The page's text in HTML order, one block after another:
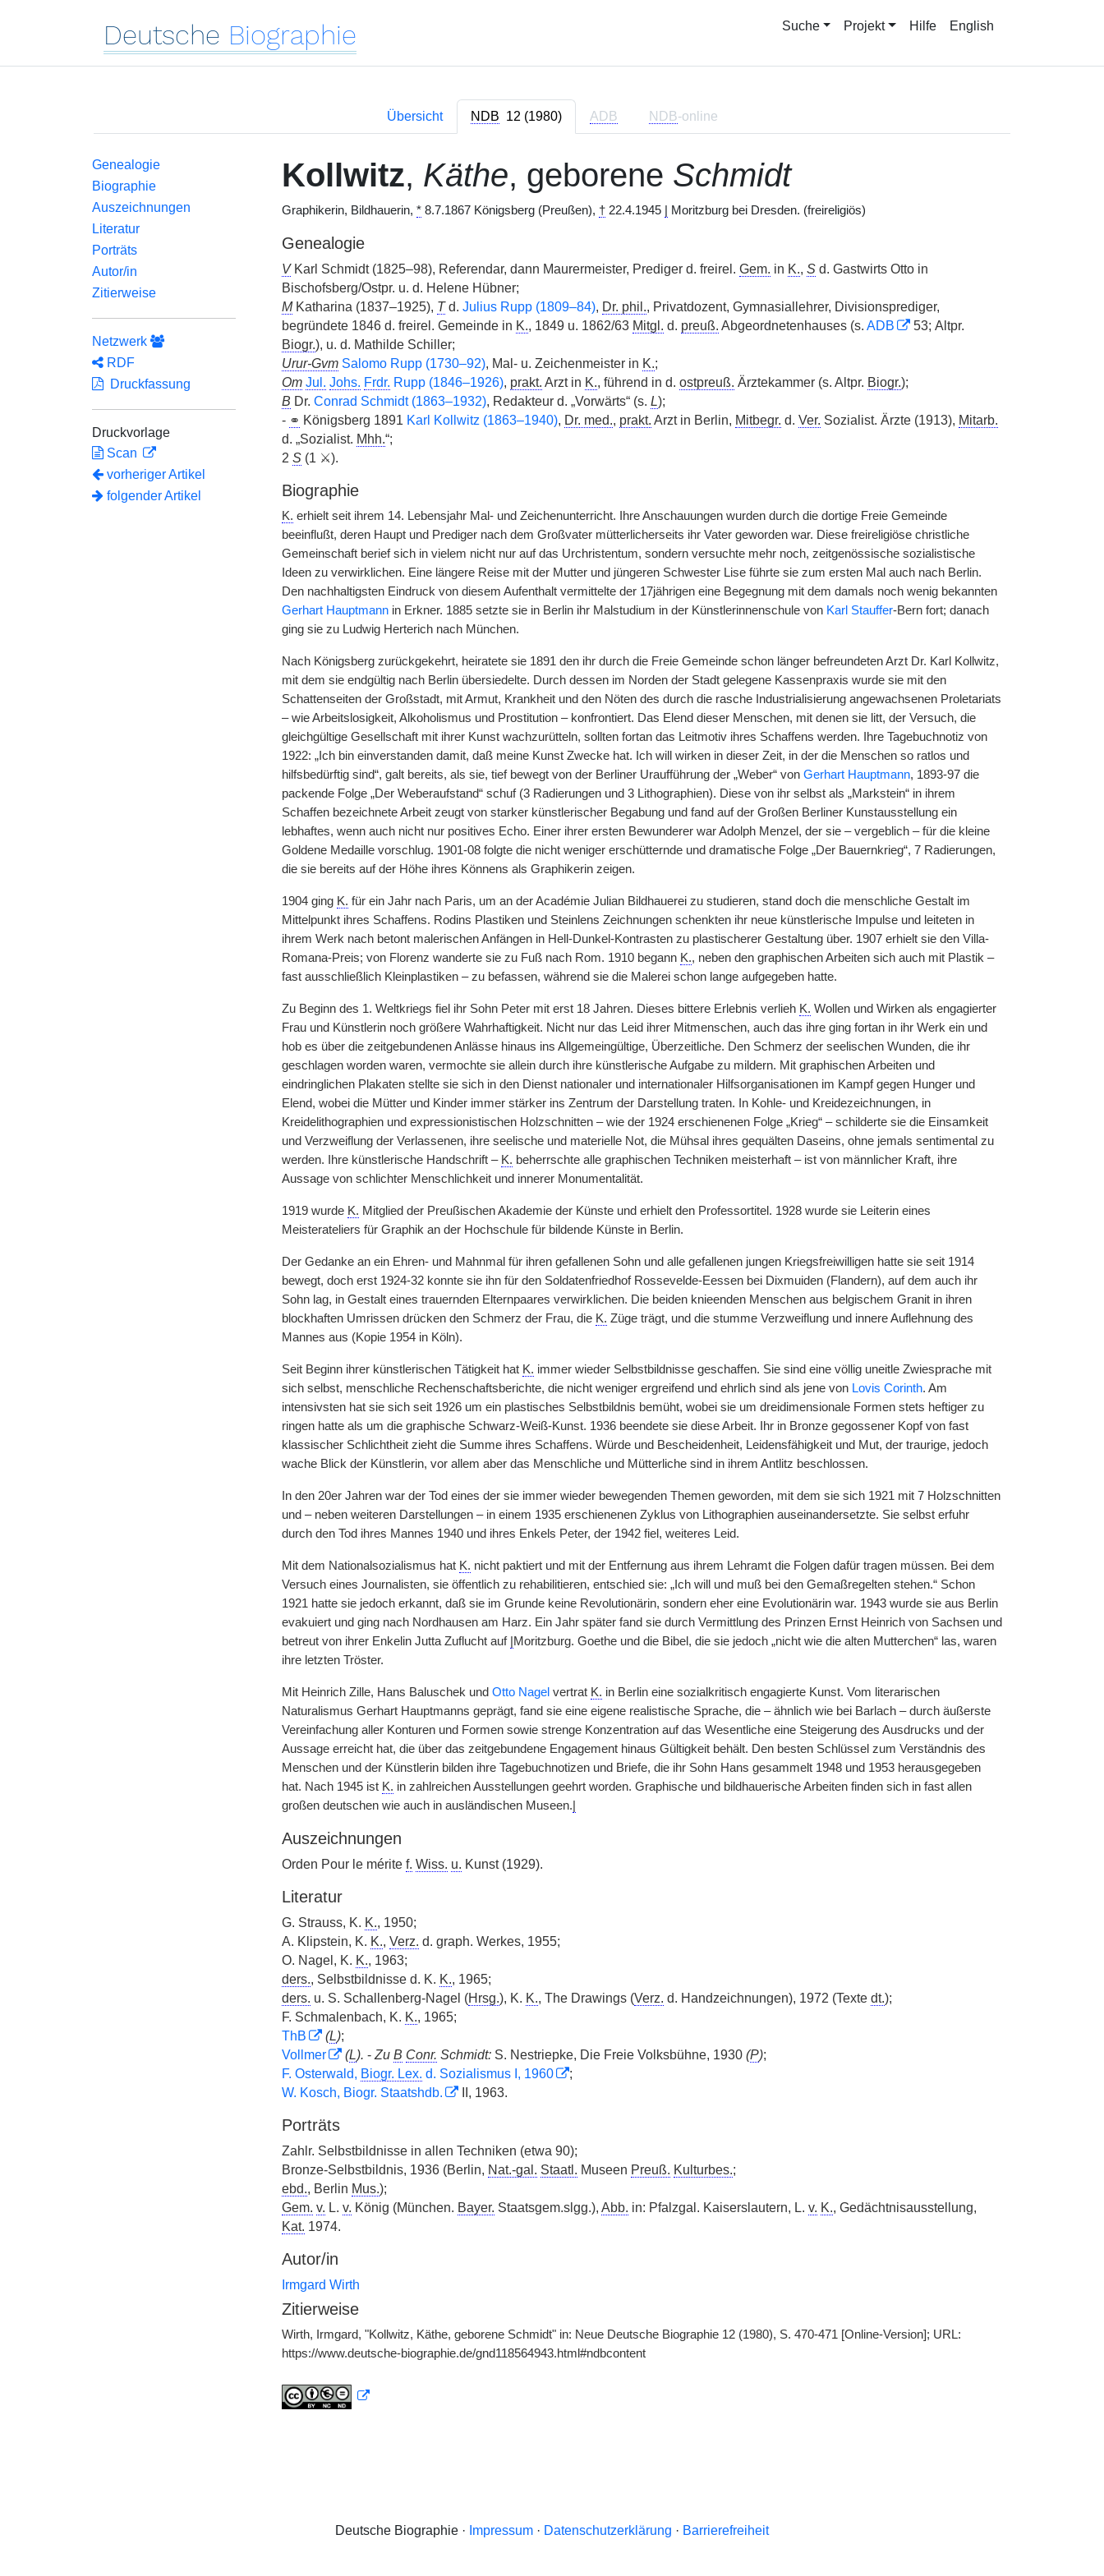
Deutsche Biographie Suche Projekt Hilfe English
Übersicht NDB 12 (1980) ADB NDB-online
Genealogie
Biographie
Auszeichnungen
Literatur
Porträts
Autor/in
Zitierweise
Netzwerk
RDF
Druckfassung
Druckvorlage
Scan
vorheriger Artikel
folgender Artikel
Kollwitz, Käthe, geborene Schmidt
Graphikerin, Bildhauerin, *8.7.1867 Königsberg (Preußen), †22.4.1945 Moritzburg bei Dresden. (freireligiös)
Genealogie
VKarl Schmidt (1825–98), Referendar, dann Maurermeister, Prediger d. freirel. Gem. in K., Sd. Gastwirts Otto in
Bischofsberg/Ostpr. u. d. Helene Hübner;
MKatharina (1837–1925), Td. Julius Rupp (1809–84), Dr. phil., Privatdozent, Gymnasiallehrer, Divisionsprediger,
begründete 1846 d. freirel. Gemeinde in K., 1849 u. 1862/63 Mitgl. d. preuß. Abgeordnetenhauses (s. ADB
53; Altpr.
Biogr.), u. d. Mathilde Schiller;
Urur-Gvm Salomo Rupp (1730–92), Mal- u. Zeichenmeister in K.;
Om Jul. Johs. Frdr. Rupp (1846–1926), prakt. Arzt in K., führend in d. ostpreuß. Ärztekammer (s. Altpr. Biogr.);
B Dr. Conrad Schmidt (1863–1932), Redakteur d. „Vorwärts“ (s. L);
- ⚭ Königsberg 1891 Karl Kollwitz (1863–1940), Dr. med., prakt. Arzt in Berlin, Mitbegr. d. Ver. Sozialist. Ärzte (1913), Mitarb.
d. „Sozialist. Mhh.“;
2 S(1 ⚔).
Biographie
K. erhielt seit ihrem 14. Lebensjahr Mal- und Zeichenunterricht. Ihre Anschauungen wurden durch die dortige Freie Gemeinde
beeinflußt, deren Haupt und Prediger nach dem Großvater mütterlicherseits ihr Vater geworden war. Diese freireligiöse christliche
Gemeinschaft berief sich in vielem nicht nur auf das Urchristentum, sondern versuchte mehr noch, zeitgenössische sozialistische
Ideen zu verwirklichen. Eine längere Reise mit der Mutter und jüngeren Schwester Lise führte sie zum ersten Mal auch nach Berlin.
Den nachhaltigsten Eindruck von diesem Aufenthalt vermittelte der 17jährigen eine Begegnung mit dem damals noch wenig bekannten
Gerhart Hauptmannin Erkner. 1885 setzte sie in Berlin ihr Malstudium in der Künstlerinnenschule von Karl Stauffer-Bern fort; danach
ging sie zu Ludwig Herterich nach München.
Nach Königsberg zurückgekehrt, heiratete sie 1891 den ihr durch die Freie Gemeinde schon länger befreundeten Arzt Dr. Karl Kollwitz,
mit dem sie endgültig nach Berlin übersiedelte. Durch dessen im Norden der Stadt gelegene Kassenpraxis wurde sie mit den
Schattenseiten der Großstadt, mit Armut, Krankheit und den Nöten des durch die rasche Industrialisierung angewachsenen Proletariats
– wie Arbeitslosigkeit, Alkoholismus und Prostitution – konfrontiert. Das Elend dieser Menschen, mit denen sie litt, der Versuch, die
gleichgültige Gesellschaft mit ihrer Kunst wachzurütteln, sollten fortan das Leitmotiv ihres Schaffens werden. Ihre Tagebuchnotiz von
1922: „Ich bin einverstanden damit, daß meine Kunst Zwecke hat. Ich will wirken in dieser Zeit, in der die Menschen so ratlos und
hilfsbedürftig sind“, galt bereits, als sie, tief bewegt von der Berliner Uraufführung der „Weber“ von Gerhart Hauptmann, 1893-97 die
packende Folge „Der Weberaufstand“ schuf (3 Radierungen und 3 Lithographien). Diese von ihr selbst als „Markstein“ in ihrem
Schaffen bezeichnete Arbeit zeugt von starker künstlerischer Begabung und fand auf der Großen Berliner Kunstausstellung ein
lebhaftes, wenn auch nicht nur positives Echo. Einer ihrer ersten Bewunderer war Adolph Menzel, der sie – vergeblich – für die kleine
Goldene Medaille vorschlug. 1901-08 folgte die nicht weniger erschütternde und dramatische Folge „Der Bauernkrieg“, 7 Radierungen,
die sie bereits auf der Höhe ihres Könnens als Graphikerin zeigen.
1904 ging K. für ein Jahr nach Paris, um an der Académie Julian Bildhauerei zu studieren, stand doch die menschliche Gestalt im
Mittelpunkt ihres Schaffens. Rodins Plastiken und Steinlens Zeichnungen schenkten ihr neue künstlerische Impulse und leiteten in
ihrem Werk nach betont malerischen Anfängen in Hell-Dunkel-Kontrasten zu plastischerer Gestaltung über. 1907 erhielt sie den Villa-
Romana-Preis; von Florenz wanderte sie zu Fuß nach Rom. 1910 begann K., neben den graphischen Arbeiten sich auch mit Plastik –
fast ausschließlich Kleinplastiken – zu befassen, während sie die Malerei schon lange aufgegeben hatte.
Zu Beginn des 1. Weltkriegs fiel ihr Sohn Peter mit erst 18 Jahren. Dieses bittere Erlebnis verlieh K. Wollen und Wirken als engagierter
Frau und Künstlerin noch größere Wahrhaftigkeit. Nicht nur das Leid ihrer Mitmenschen, auch das ihre ging fortan in ihr Werk ein und
hob es über die zeitgebundenen Anlässe hinaus ins Allgemeingültige, Überzeitliche. Den Schmerz der seelischen Wunden, die ihr
geschlagen worden waren, vermochte sie allein durch ihre künstlerische Aufgabe zu mildern. Mit graphischen Arbeiten und
eindringlichen Plakaten stellte sie sich in den Dienst nationaler und internationaler Hilfsorganisationen im Kampf gegen Hunger und
Elend, wobei die Mütter und Kinder immer stärker ins Zentrum der| Darstellung traten. In Kohle- und Kreidezeichnungen, in
Kreidelithographien und expressionistischen Holzschnitten – wie der 1924 erschienenen Folge „Krieg“ – schilderte sie die Einsamkeit
und Verzweiflung der Verlassenen, ihre seelische und materielle Not, die Mühsal ihres gequälten Daseins, ohne jemals sentimental zu
werden. Ihre künstlerische Handschrift – K. beherrschte alle graphischen Techniken meisterhaft – ist von männlicher Kraft, ihre
Aussage von schlichter Menschlichkeit und innerer Monumentalität.
1919 wurde K. Mitglied der Preußischen Akademie der Künste und erhielt den Professortitel. 1928 wurde sie Leiterin eines
Meisterateliers für Graphik an der Hochschule für bildende Künste in Berlin.
Der Gedanke an ein Ehren- und Mahnmal für ihren gefallenen Sohn und alle gefallenen jungen Kriegsfreiwilligen hatte sie seit 1914
bewegt, doch erst 1924-32 konnte sie ihn für den Soldatenfriedhof Rossevelde-Eessen bei Dixmuiden (Flandern), auf dem auch ihr
Sohn lag, in Gestalt eines trauernden Elternpaares verwirklichen. Die beiden knieenden Menschen aus belgischem Granit in ihren
blockhaften Umrissen drücken den Schmerz der Frau, die K. Züge trägt, und die stumme Verzweiflung und innere Auflehnung des
Mannes aus (Kopie 1954 in Köln).
Seit Beginn ihrer künstlerischen Tätigkeit hat K. immer wieder Selbstbildnisse geschaffen. Sie sind eine völlig uneitle Zwiesprache mit
sich selbst, menschliche Rechenschaftsberichte, die nicht weniger ergreifend und ehrlich sind als jene von Lovis Corinth. Am
intensivsten hat sie sich seit 1926 um ein plastisches Selbstbildnis bemüht, wobei sie um dreidimensionale Formen stets heftiger zu
ringen hatte als um die graphische Schwarz-Weiß-Kunst. 1936 beendete sie diese Arbeit. Ihr in Bronze gegossener Kopf von fast
klassischer Schlichtheit zieht die Summe ihres Schaffens. Würde und Bescheidenheit, Leidensfähigkeit und Mut, der traurige, jedoch
wache Blick der Künstlerin, vor allem aber das Menschliche und Mütterliche sind in ihrem Antlitz beschlossen.
In den 20er Jahren war der Tod eines der sie immer wieder bewegenden Themen geworden, mit dem sie sich 1921 mit 7 Holzschnitten
und – neben weiteren Darstellungen – in einem 1935 erschienenen Zyklus von Lithographien auseinandersetzte. Sie selbst erfuhr
durch den Tod ihres Mannes 1940 und ihres Enkels Peter, der 1942 fiel, weiteres Leid.
Mit dem Nationalsozialismus hat K. nicht paktiert und mit der Entfernung aus ihrem Lehramt die Folgen dafür tragen müssen. Bei dem
Versuch eines Journalisten, sie öffentlich zu rehabilitieren, entschied sie: „Ich will und muß bei den Gemaßregelten stehen.“ Schon
1921 hatte sie jedoch erkannt, daß sie im Grunde keine Revolutionärin, sondern eher eine Evolutionärin war. 1943 wurde sie aus Berlin
evakuiert und ging nach Nordhausen am Harz. Ein Jahr später fand sie durch Vermittlung des Prinzen Ernst Heinrich von Sachsen und
betreut von ihrer Enkelin Jutta Zuflucht auf Moritzburg. Goethe und die Bibel, die sie jedoch „nicht wie die alten Mutterchen“ las, waren
ihre letzten Tröster.
Mit Heinrich Zille, Hans Baluschek und Otto Nagel vertrat K. in Berlin eine sozialkritisch engagierte Kunst. Vom literarischen
Naturalismus Gerhart Hauptmanns geprägt, fand sie eine eigene realistische Sprache, die – ähnlich wie bei Barlach – durch äußerste
Vereinfachung aller Konturen und Formen sowie strenge Konzentration auf das Wesentliche eine Steigerung des Ausdrucks und der
Aussage erreicht hat, die über das zeitgebundene Engagement hinaus Gültigkeit behält. Den besten Schlüssel zum Verständnis des
Menschen und der Künstlerin bilden ihre Tagebuchnotizen und Briefe, die ihr Sohn Hans gesammelt 1948 und 1953 herausgegeben
hat. Nach 1945 ist K. in zahlreichen Ausstellungen geehrt worden. Graphische und bildhauerische Arbeiten finden sich in fast allen
großen deutschen wie auch in ausländischen Museen.
Auszeichnungen
Orden Pour le mérite f. Wiss. u. Kunst (1929).
Literatur
G. Strauss, K. K., 1950;
A. Klipstein, K. K., Verz. d. graph. Werkes, 1955;
O. Nagel, K. K., 1963;
ders., Selbstbildnisse d. K. K., 1965;
ders. u. S. Schallenberg-Nagel (Hrsg.), K. K., The Drawings (Verz. d. Handzeichnungen), 1972 (Texte dt.);
F. Schmalenbach, K. K., 1965;
ThB
(L);
Vollmer
(L). - Zu B Conr. Schmidt:S. Nestriepke, Die Freie Volksbühne, 1930 (P);
F. Osterwald, Biogr. Lex. d. Sozialismus I, 1960
;
W. Kosch, Biogr. Staatshdb.
II, 1963.
Porträts
Zahlr. Selbstbildnisse in allen Techniken (etwa 90);
Bronze-Selbstbildnis, 1936 (Berlin, Nat.-gal. Staatl. Museen Preuß. Kulturbes.;
ebd., Berlin Mus.);
Gem. v. L. v. König (München. Bayer. Staatsgem.slgg.), Abb. in: Pfalzgal. Kaiserslautern, L. v. K., Gedächtnisausstellung,
Kat. 1974.
Autor/in
Irmgard Wirth
Zitierweise
Wirth, Irmgard, "Kollwitz, Käthe, geborene Schmidt" in: Neue Deutsche Biographie 12 (1980), S. 470-471 [Online-Version]; URL:
https://www.deutsche-biographie.de/gnd118564943.html#ndbcontent
Deutsche Biographie · Impressum · Datenschutzerklärung · Barrierefreiheit